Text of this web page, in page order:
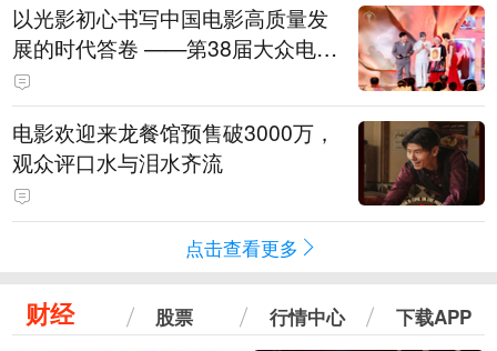
以光影初心书写中国电影高质量发
展的时代答卷 ——第38届大众电影
百花奖系列活动开幕晚会综述
电影欢迎来龙餐馆预售破3000万，
观众评口水与泪水齐流
点击查看更多
财经 股票 行情中心 下载APP